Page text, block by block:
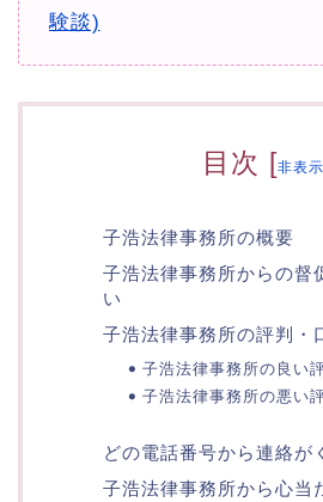
験談)
目次 [非表示
子浩法律事務所の概要
子浩法律事務所からの督
い
子浩法律事務所の評判・
子浩法律事務所の良い
子浩法律事務所の悪い
どの電話番号から連絡が
子浩法律事務所から心当